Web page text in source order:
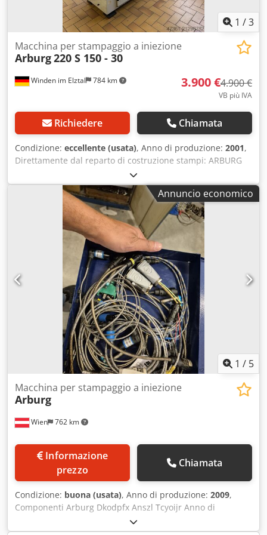
1 /3
Winden im Elztal 784 km
Macchina per stampaggio a iniezione
Arburg220 S 150 - 30
3.900 €4.900 €
VB più IVA
Richiedere Chiamata
Condizione: eccellente (usata), Anno di produzione: 2001,
Direttamente dal reparto di costruzione stampi: ARBURG
220 S 150-30 - anno di costruzione 2001 circa 46.000 ore di
funzionamento, vite/cilindro diametro 18 mm (testato),
lettore di schede CF, Dkodpoyl Syrjfx Anijr molto compatto,
ideale per piccoli componenti, ingombro minimo: 2,10 m x
0,80 m, visionabile in funzionamento, disponibile presso la
fabbrica, carico incluso. Senza accessori: essiccatore,
tramoggia, estrattore di stampaggio GEIGER MiniServo
eventualmente con sovrapprezzo.
Annuncio economico
1 / 5
Wien 762 km
Macchina per stampaggio a iniezione
Arburg
prezzo
Chiamata
Condizione: buona (usata), Anno di produzione: 2009,
Componenti Arburg Dkodpfx Anszl Tcyoijr Anno di